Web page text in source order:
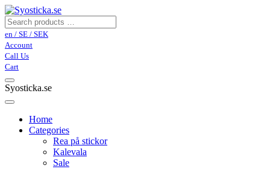
en / SE / SEK
Account
Call Us
Cart
Syosticka.se
Home
Categories
Rea på stickor
Kalevala
Sale